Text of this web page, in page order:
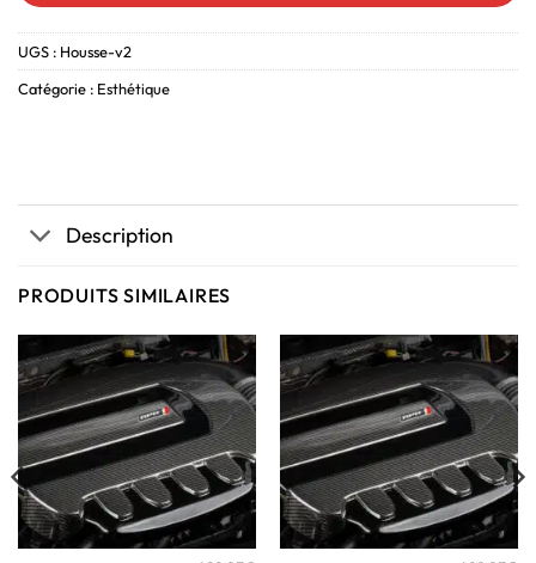
UGS : Housse-v2
Catégorie : Esthétique
Description
PRODUITS SIMILAIRES